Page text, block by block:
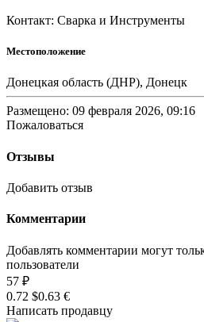
Контакт: Сварка и Инструменты
Местоположение
Донецкая область (ДНР), Донецк
Размещено: 09 февраля 2026, 09:16
Пожаловаться
Отзывы
Добавить отзыв
Комментарии
Добавлять комментарии могут
пользователи
57 ₽
0.72 $0.63 €
Написать продавцу